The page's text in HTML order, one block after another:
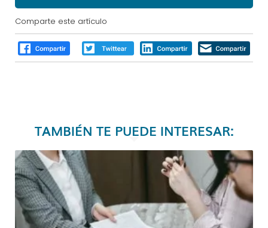
Comparte este artículo
TAMBIÉN TE PUEDE INTERESAR: